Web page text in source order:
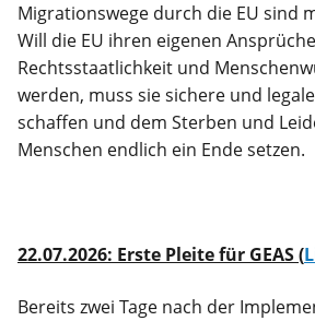
Migrationswege durch die EU sind
Will die EU ihren eigenen
Rechtsstaatlichkeit und
werden, muss sie sichere und
schaffen und dem Sterben und
Menschen endlich ein Ende setzen.
22.07.2026: Erste Pleite für GEAS (
Bereits zwei Tage nach der